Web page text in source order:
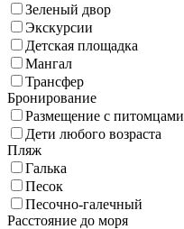
Зеленый двор
Экскурсии
Детская площадка
Мангал
Трансфер
Бронирование
Размещение с питомцами
Дети любого возраста
Пляж
Галька
Песок
Песочно-галечный
Расстояние до моря